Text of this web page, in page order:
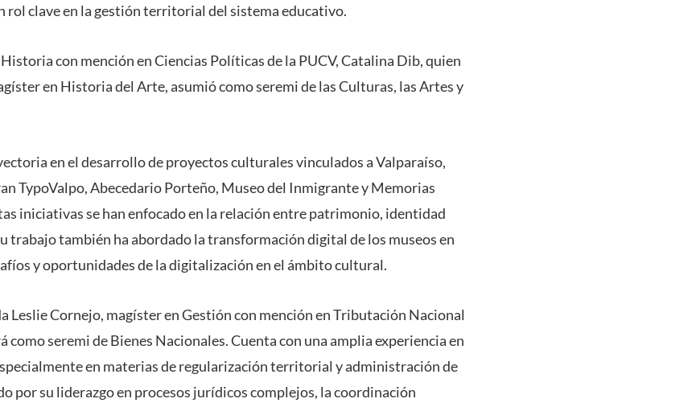
rol clave en la gestión territorial del sistema educativo.
con mención en Ciencias Políticas de la PUCV, Catalina Dib, quien
en Historia del Arte, asumió como seremi de las Culturas, las Artes y
en el desarrollo de proyectos culturales vinculados a Valparaíso,
TypoValpo, Abecedario Porteño, Museo del Inmigrante y Memorias
iniciativas se han enfocado en la relación entre patrimonio, identidad
trabajo también ha abordado la transformación digital de los museos en
y oportunidades de la digitalización en el ámbito cultural.
Leslie Cornejo, magíster en Gestión con mención en Tributación Nacional
como seremi de Bienes Nacionales. Cuenta con una amplia experiencia en
en materias de regularización territorial y administración de
por su liderazgo en procesos jurídicos complejos, la coordinación